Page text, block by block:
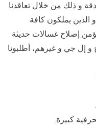
و ذلك من خلال تعاقدنا
الذين يملكون كافة
إصلاح غسالات حديثة
إل جي و غيرهم، أطلبونا
كبيرة.